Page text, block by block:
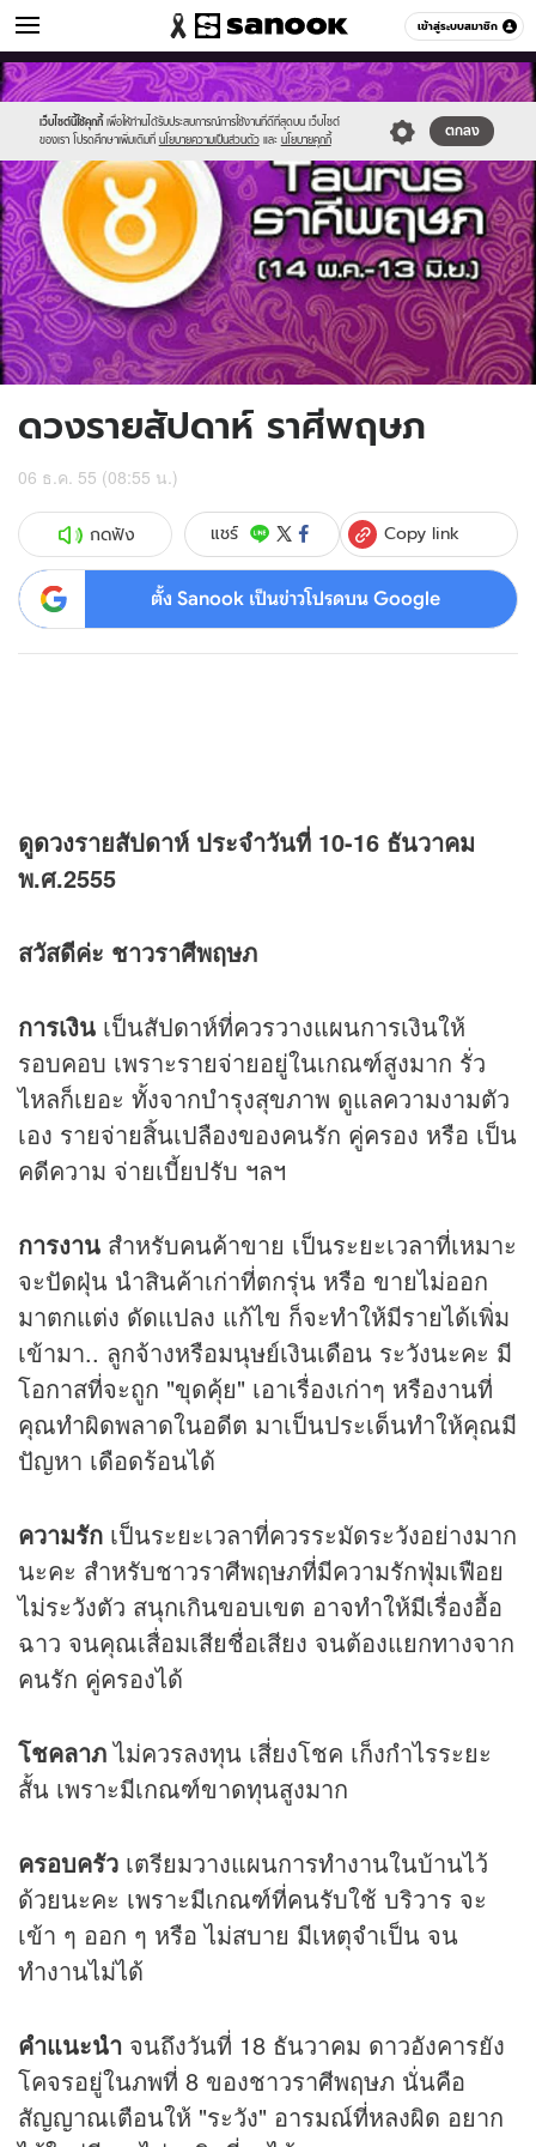
เข้าสู่ระบบสมาชิก
ดูดวง หมวดอื่นๆ
เว็บไซต์นี้ใช้คุกกี้ เพื่อให้ท่านได้รับประสบการณ์การใช้งานที่ดีที่สุดบน เว็บไซต์
ของเรา โปรดศึกษาเพิ่มเติมที่ นโยบายความเป็นส่วนตัว และ นโยบายคุกกี้
ตกลง
Sanook
//s.isanook.com/sr/0/images/logo-
new-
sanook.png
600
60
//s.isanook.com/ho/0/ud/7/38521/5taurus.jpg
ดวงรายสัปดาห์ ราศีพฤษภ
06 ธ.ค. 55 (08:55 น.)
กดฟัง แชร์ Copy link
ตั้ง Sanook เป็นข่าวโปรดบน Google
ดูดวงรายสัปดาห์ ประจำวันที่ 10-16 ธันวาคม
พ.ศ.2555
สวัสดีค่ะ ชาวราศีพฤษภ
การเงิน เป็นสัปดาห์ที่ควรวางแผนการเงินให้
รอบคอบ เพราะรายจ่ายอยู่ในเกณฑ์สูงมาก รั่ว
ไหลก็เยอะ ทั้งจากบำรุงสุขภาพ ดูแลความงามตัว
เอง รายจ่ายสิ้นเปลืองของคนรัก คู่ครอง หรือ เป็น
คดีความ จ่ายเบี้ยปรับ ฯลฯ
การงาน สำหรับคนค้าขาย เป็นระยะเวลาที่เหมาะ
จะปัดฝุ่น นำสินค้าเก่าที่ตกรุ่น หรือ ขายไม่ออก
มาตกแต่ง ดัดแปลง แก้ไข ก็จะทำให้มีรายได้เพิ่ม
เข้ามา.. ลูกจ้างหรือมนุษย์เงินเดือน ระวังนะคะ มี
โอกาสที่จะถูก "ขุดคุ้ย" เอาเรื่องเก่าๆ หรืองานที่
คุณทำผิดพลาดในอดีต มาเป็นประเด็นทำให้คุณมี
ปัญหา เดือดร้อนได้
ความรัก เป็นระยะเวลาที่ควรระมัดระวังอย่างมาก
นะคะ สำหรับชาวราศีพฤษภที่มีความรักฟุ่มเฟือย
ไม่ระวังตัว สนุกเกินขอบเขต อาจทำให้มีเรื่องอื้อ
ฉาว จนคุณเสื่อมเสียชื่อเสียง จนต้องแยกทางจาก
คนรัก คู่ครองได้
โชคลาภไม่ควรลงทุน เสี่ยงโชค เก็งกำไรระยะ
สั้น เพราะมีเกณฑ์ขาดทุนสูงมาก
ครอบครัว เตรียมวางแผนการทำงานในบ้านไว้
ด้วยนะคะ เพราะมีเกณฑ์ที่คนรับใช้ บริวาร จะ
เข้า ๆ ออก ๆ หรือ ไม่สบาย มีเหตุจำเป็น จน
ทำงานไม่ได้
คำแนะนำ จนถึงวันที่ 18 ธันวาคม ดาวอังคารยัง
โคจรอยู่ในภพที่ 8 ของชาวราศีพฤษภ นั่นคือ
สัญญาณเตือนให้ "ระวัง" อารมณ์ที่หลงผิด อยาก